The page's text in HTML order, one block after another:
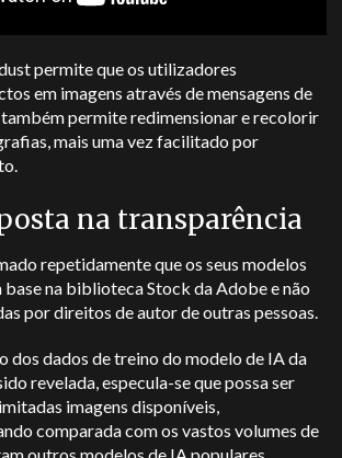
permite que os utilizadores
em imagens através de mensagens de
permite redimensionar e recolorir
mais uma vez facilitado por
na transparência
repetidamente que os seus modelos
na biblioteca Stock da Adobe e não
por direitos de autor de outras pessoas.
dos dados de treino do modelo de IA da
revelada, especula-se que possa ser
imagens disponíveis,
comparada com os vastos volumes de